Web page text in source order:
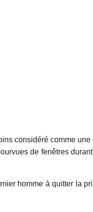
considéré comme une
de fenêtres
homme à quitter la